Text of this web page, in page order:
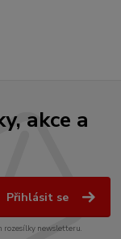
akce a
Přihlásit se
rozesílky newsletteru.